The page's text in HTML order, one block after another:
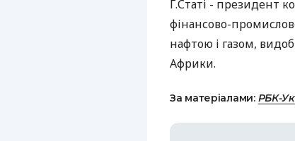
Г.Статі - президент
фінансово-
нафтою і газом,
Африки.
За матеріалами: РБК-